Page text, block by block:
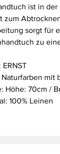
ist in
zum
sorgt für
zu
ERNST
Naturfarben mit
Höhe: 70cm /
100% Leinen